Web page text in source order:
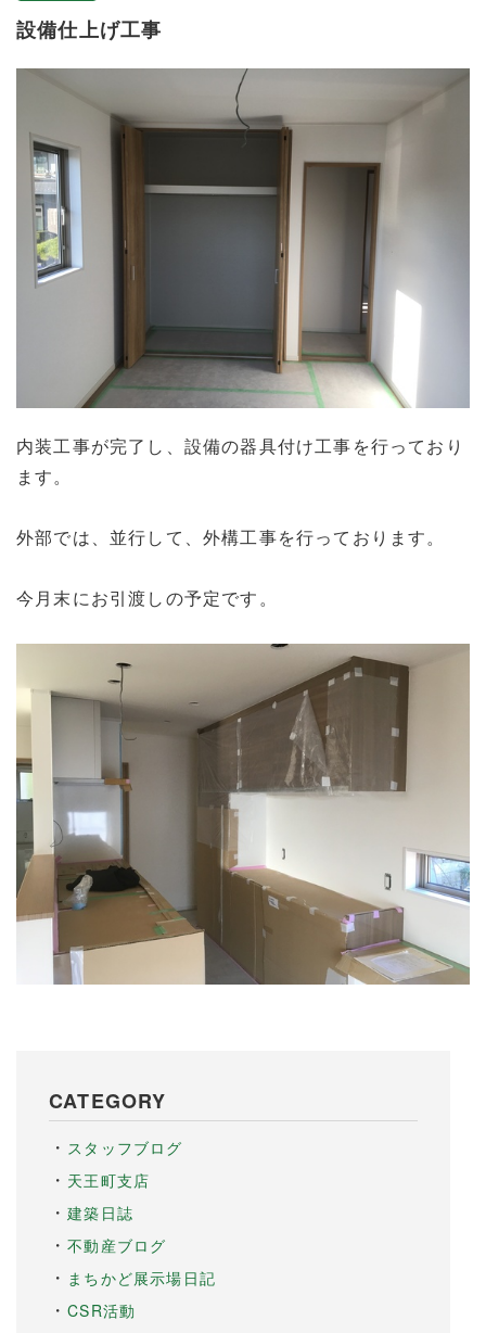
設備仕上げ工事
内装工事が完了し、設備の器具付け工事を行っており
ます。
外部では、並行して、外構工事を行っております。
今月末にお引渡しの予定です。
CATEGORY
スタッフブログ
天王町支店
建築日誌
不動産ブログ
まちかど展示場日記
CSR活動